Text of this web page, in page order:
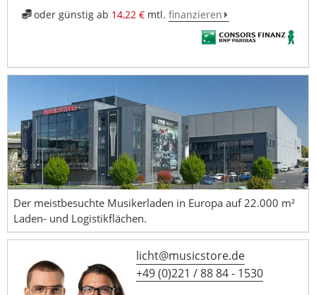
oder günstig ab 14,22 €mtl. finanzieren
Der meistbesuchte Musikerladen in Europa auf 22.000 m²
Laden- und Logistikflächen.
licht@musicstore.de
+49 (0)221 / 88 84 - 1530